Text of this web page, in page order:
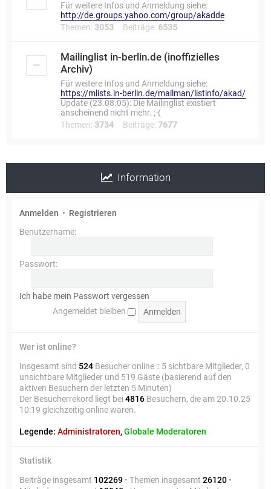
Für weitere Infos und Anmeldung siehe:
http://de.groups.yahoo.com/group/akadde
Themen: 3053 Beiträge: 6535
Mailinglist in-berlin.de (inoffizielles
Archiv)
Für weitere Infos und Anmeldung siehe:
https://mlists.in-berlin.de/mailman/listinfo/akad/
Update (23.08.05): Die Mailinglist existiert
anscheinend nicht mehr. ;-(
Themen: 3734 Beiträge: 7677
Information
Anmelden • Registrieren
Benutzername:
Passwort:
Ich habe mein Passwort vergessen
Angemeldet bleiben
Wer ist online?
Insgesamt sind 524 Besucher online :: 5 sichtbare Mitglieder, 0
unsichtbare Mitglieder und 519 Gäste (basierend auf den
aktiven Besuchern der letzten 5 Minuten)
Der Besucherrekord liegt bei4816 Besuchern, die am 20.10.25
10:19 gleichzeitig online waren.
Legende: Administratoren,Globale Moderatoren
Statistik
Beiträge insgesamt 102269 • Themen insgesamt 26120 •